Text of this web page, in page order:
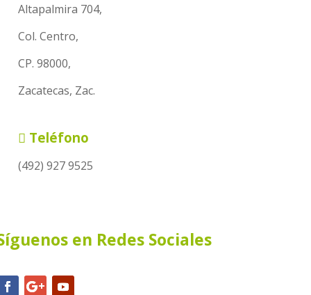
Altapalmira 704,
Col. Centro,
CP. 98000,
Zacatecas, Zac.
Teléfono
(492) 927 9525
en Redes Sociales